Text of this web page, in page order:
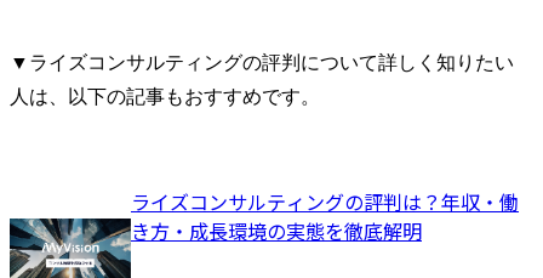
▼ライズコンサルティングの評判について詳しく知りたい
人は、以下の記事もおすすめです。
ライズコンサルティングの評判は？年収・働
き方・成長環境の実態を徹底解明